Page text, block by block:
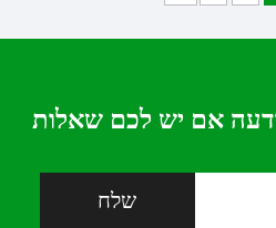
אם יש לכם שאלות
שלח